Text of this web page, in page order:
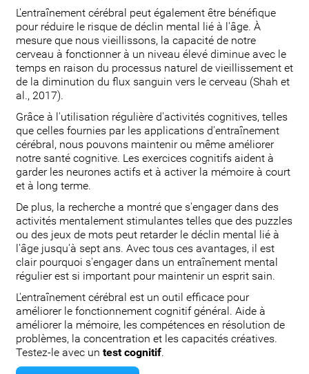
L'entraînement cérébral peut également être bénéfique
pour réduire le risque de déclin mental lié à l'âge. À
mesure que nous vieillissons, la capacité de notre
cerveau à fonctionner à un niveau élevé diminue avec le
temps en raison du processus naturel de vieillissement et
de la diminution du flux sanguin vers le cerveau (Shah et
al., 2017).
Grâce à l'utilisation régulière d'activités cognitives, telles
que celles fournies par les applications d'entraînement
cérébral, nous pouvons maintenir ou même améliorer
notre santé cognitive. Les exercices cognitifs aident à
garder les neurones actifs et à activer la mémoire à court
et à long terme.
De plus, la recherche a montré que s'engager dans des
activités mentalement stimulantes telles que des puzzles
ou des jeux de mots peut retarder le déclin mental lié à
l'âge jusqu'à sept ans. Avec tous ces avantages, il est
clair pourquoi s'engager dans un entraînement mental
régulier est si important pour maintenir un esprit sain.
L'entraînement cérébral est un outil efficace pour
améliorer le fonctionnement cognitif général. Aide à
améliorer la mémoire, les compétences en résolution de
problèmes, la concentration et les capacités créatives.
Testez-le avec un test cognitif.